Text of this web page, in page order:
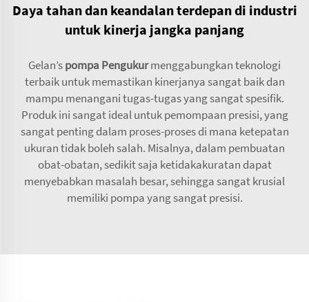
Daya tahan dan keandalan terdepan di industri
untuk kinerja jangka panjang
Gelan’spompa Pengukurmenggabungkan teknologi
terbaik untuk memastikan kinerjanya sangat baik dan
mampu menangani tugas-tugas yang sangat spesifik.
Produk ini sangat ideal untuk pemompaan presisi, yang
sangat penting dalam proses-proses di mana ketepatan
ukuran tidak boleh salah. Misalnya, dalam pembuatan
obat-obatan, sedikit saja ketidakakuratan dapat
menyebabkan masalah besar, sehingga sangat krusial
memiliki pompa yang sangat presisi.